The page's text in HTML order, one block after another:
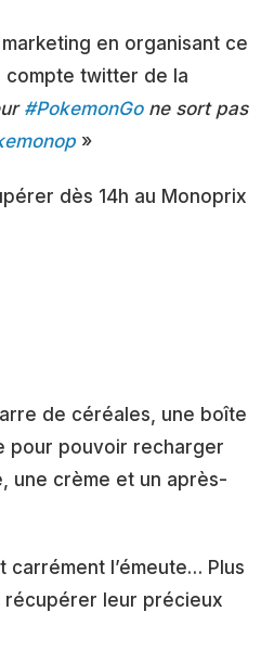
en organisant ce
compte twitter de la
#PokemonGone sort pas
»
dès 14h au Monoprix
de céréales, une boîte
pour pouvoir recharger
une crème et un après-
carrément l’émeute… Plus
récupérer leur précieux